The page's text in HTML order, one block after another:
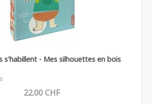
s'habillent - Mes silhouettes en bois
22.00 CHF